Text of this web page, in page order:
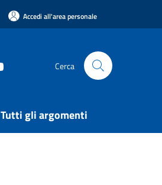
Accedi all'area personale
Cerca
Tutti gli argomenti